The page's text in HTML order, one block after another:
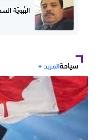
الهُويّة
سياحة المزيد